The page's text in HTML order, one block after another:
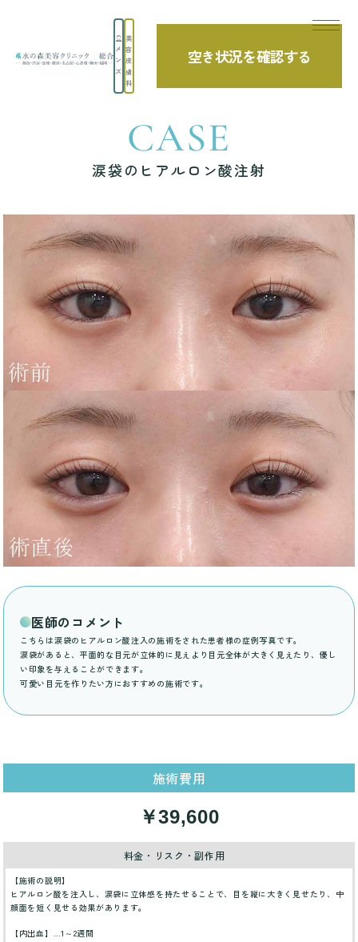
メ
ン
ズ
美
容
皮
膚
科
空き状況を確認する
TOP 症例写真 涙袋のヒアルロン酸注射
CASE
涙袋のヒアルロン酸注射
医師のコメント
こちらは涙袋のヒアルロン酸注入の施術をされた患者様の症例写真です。
涙袋があると、平面的な目元が立体的に見えより目元全体が大きく見えたり、優し
い印象を与えることができます。
可愛い目元を作りたい方におすすめの施術です。
施術費用
￥39,600
料金・リスク・副作用
【施術の説明】
ヒアルロン酸を注入し、涙袋に立体感を持たせることで、目を縦に大きく見せたり、中
顔面を短く見せる効果があります。
【内出血】…1～2週間